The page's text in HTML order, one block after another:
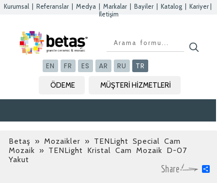
Kurumsal Referanslar Medya Markalar Bayiler Katalog Kariyer
İletişim
EN FR ES AR RU TR
ÖDEME MÜŞTERİ HİZMETLERİ
Betaş » Mozaikler » TENLight Special Cam
Mozaik » TENLight Kristal Cam Mozaik D-07
Yakut